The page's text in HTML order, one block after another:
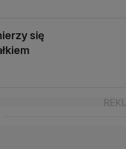
się